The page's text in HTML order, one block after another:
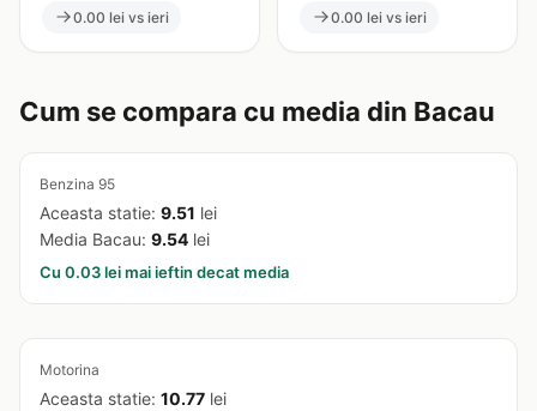
0.00 lei vs ieri 0.00 lei vs ieri
Cum se compara cu media din Bacau
Benzina 95
Aceasta statie: 9.51 lei
Media Bacau: 9.54 lei
Cu 0.03 lei mai ieftin decat media
Motorina
Aceasta statie: 10.77 lei